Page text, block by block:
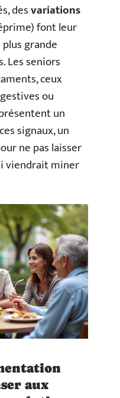
desvariations
font leur
grande
Les seniors
ceux
ou
un
signaux, un
ne pas laisser
viendrait miner
aux